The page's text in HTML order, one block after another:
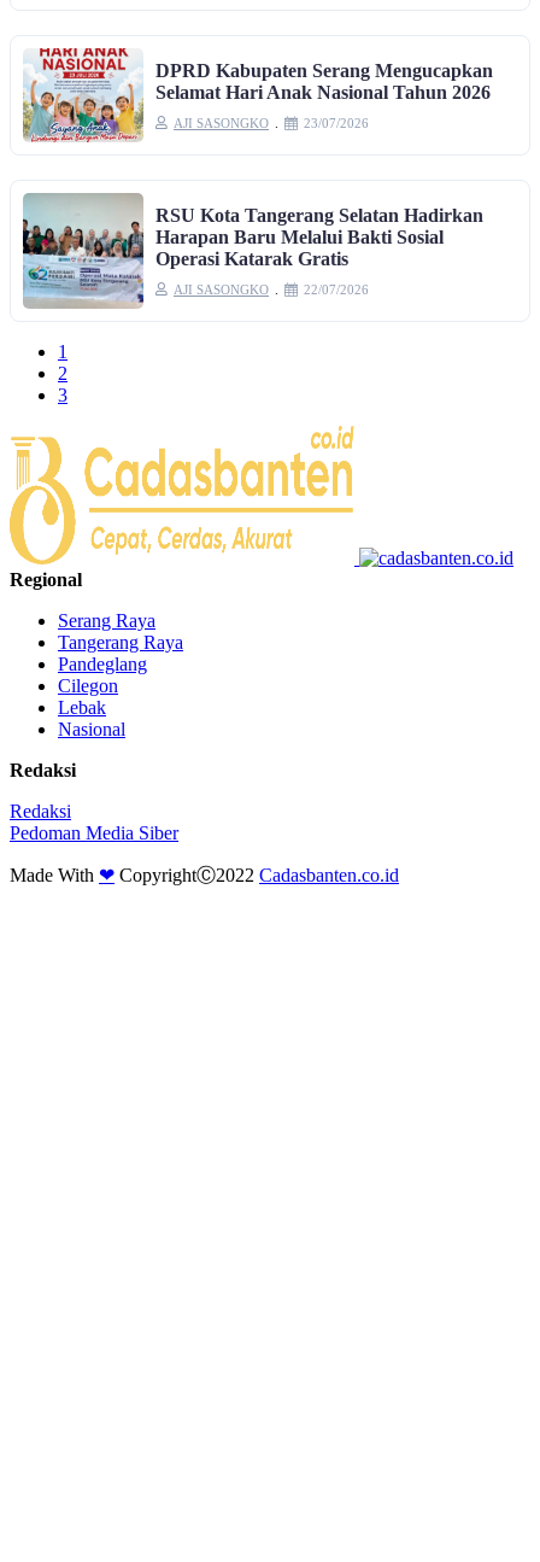
DPRD Kabupaten Serang Mengucapkan
Selamat Hari Anak Nasional Tahun 2026
AJI SASONGKO 23/07/2026
RSU Kota Tangerang Selatan Hadirkan
Harapan Baru Melalui Bakti Sosial
Operasi Katarak Gratis
AJI SASONGKO 22/07/2026
1
2
3
Regional
Serang Raya
Tangerang Raya
Pandeglang
Cilegon
Lebak
Nasional
Redaksi
Redaksi
Pedoman Media Siber
Made With ❤ CopyrightⒸ2022 Cadasbanten.co.id